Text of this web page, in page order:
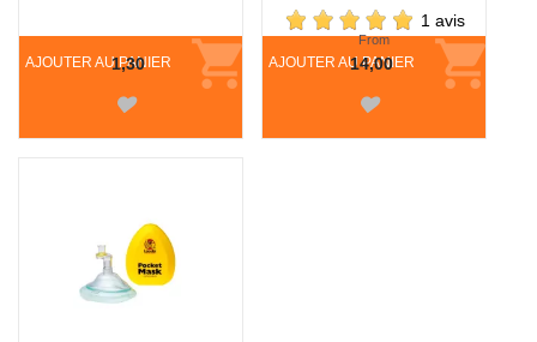
AJOUTER AU PANIER
1,30 AJOUTER AU PANIER
From
14,00
1 avis